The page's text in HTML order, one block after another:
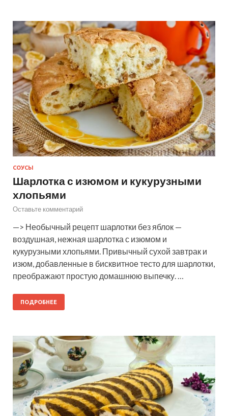
СОУСЫ
Шарлотка с изюмом и кукурузными
хлопьями
Оставьте комментарий
—> Необычный рецепт шарлотки без яблок —
воздушная, нежная шарлотка с изюмом и
кукурузными хлопьями. Привычный сухой завтрак и
изюм, добавленные в бисквитное тесто для шарлотки,
преображают простую домашнюю выпечку. …
ПОДРОБНЕЕ